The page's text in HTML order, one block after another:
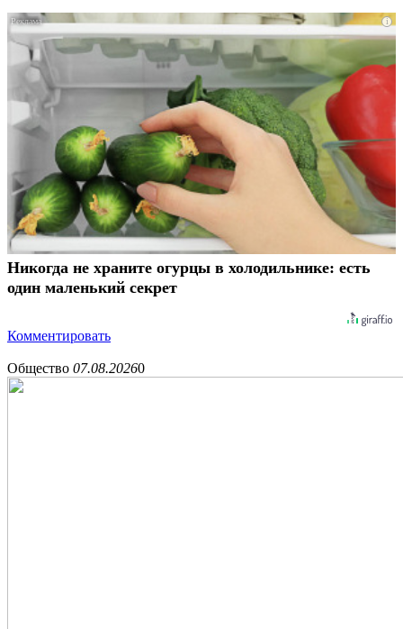
i
Никогда не храните огурцы в холодильнике: есть
один маленький секрет
Комментировать
Общество 07.08.20260